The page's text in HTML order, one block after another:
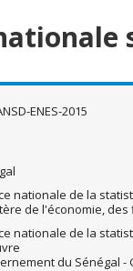
ENES-2015
nationale de la
de l'économie,
nationale de la
du Sénégal -